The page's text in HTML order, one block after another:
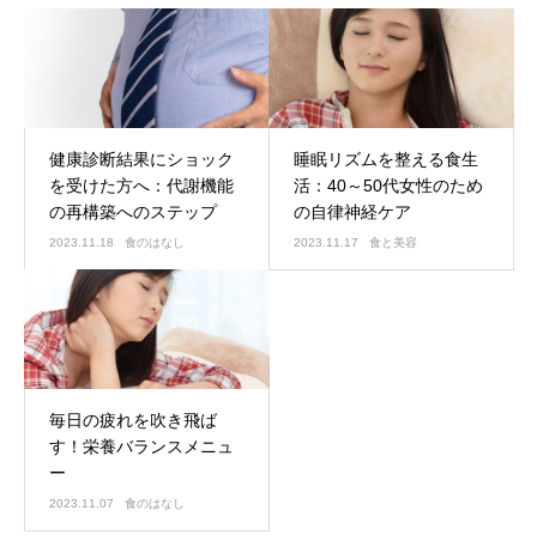
健康診断結果にショック
を受けた方へ：代謝機能
の再構築へのステップ
2023.11.18 食のはなし
睡眠リズムを整える食生
活：40～50代女性のため
の自律神経ケア
2023.11.17 食と美容
毎日の疲れを吹き飛ば
す！栄養バランスメニュ
ー
2023.11.07 食のはなし